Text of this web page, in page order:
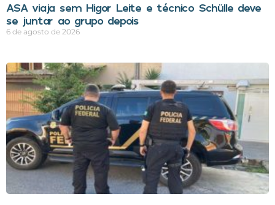
ASA viaja sem Higor Leite e técnico Schülle deve
se juntar ao grupo depois
6 de agosto de 2026